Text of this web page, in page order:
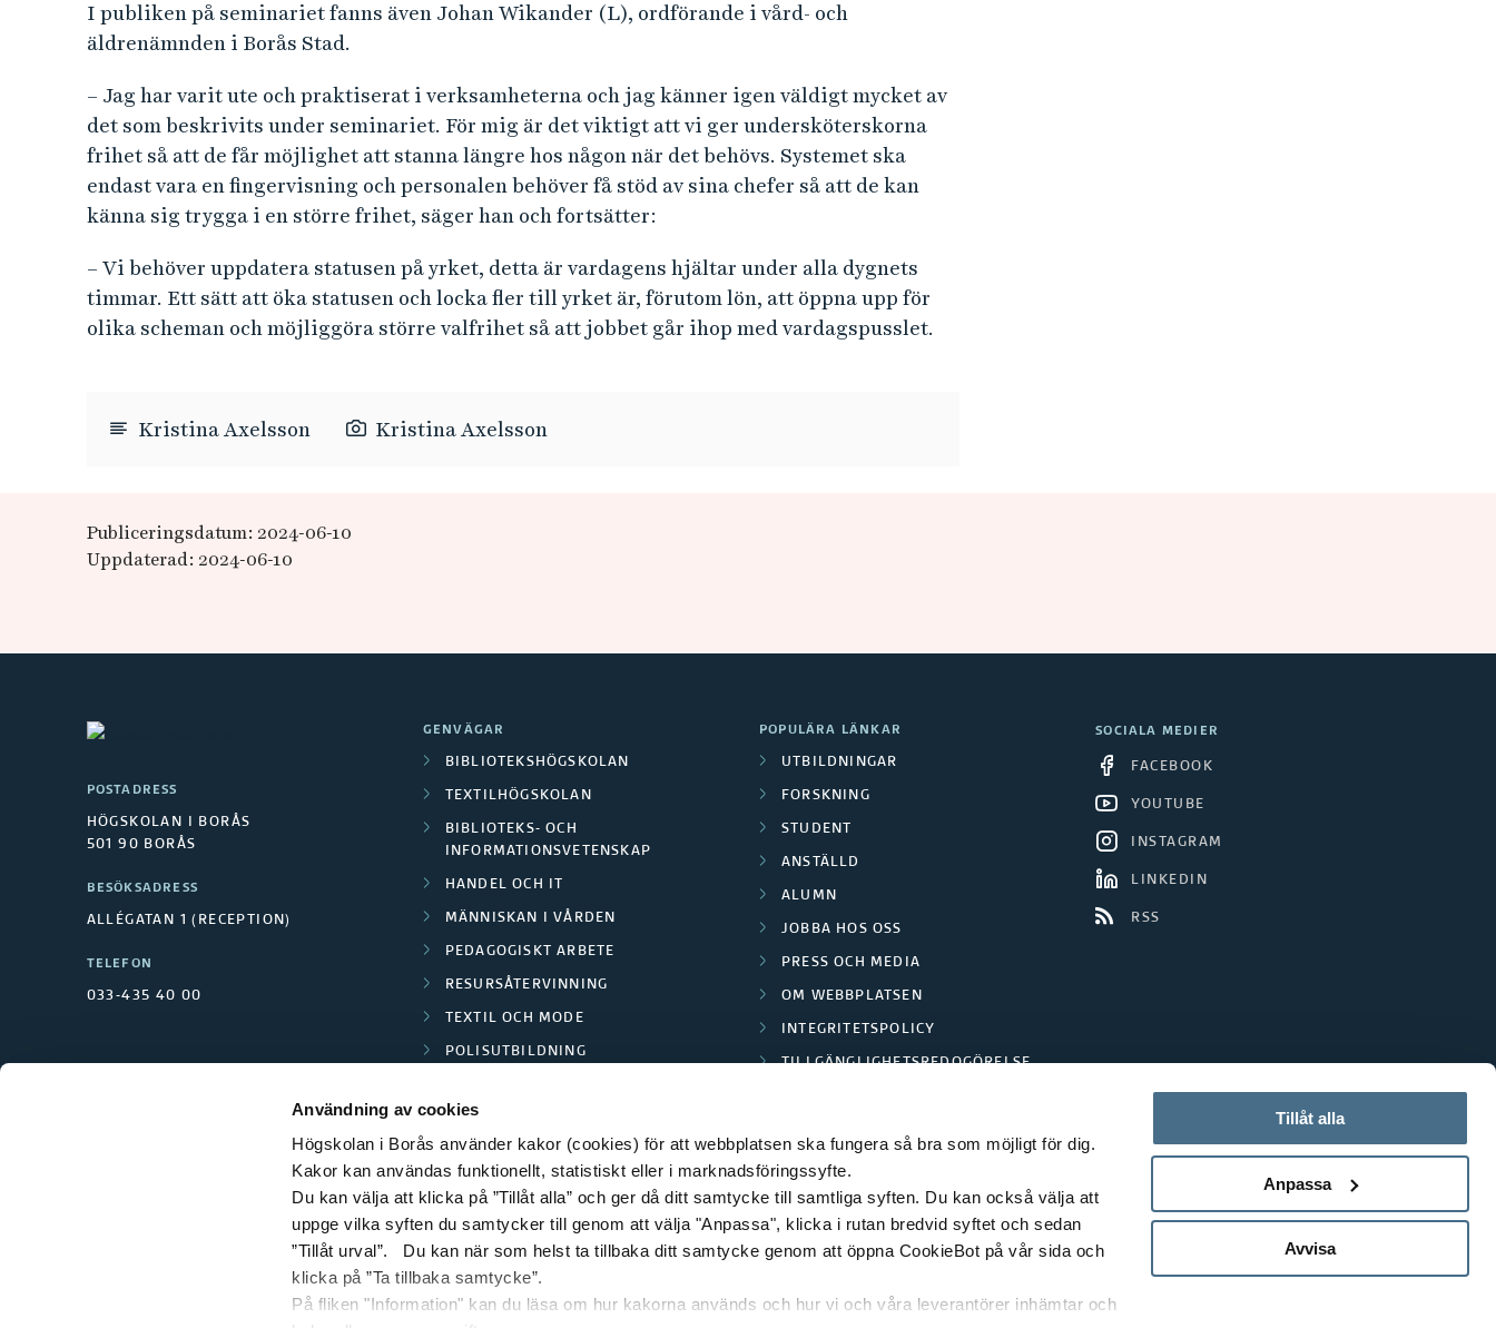
Användning av cookies
Högskolan i Borås använder kakor (cookies) för att webbplatsen ska fungera så bra som möjligt för dig.
Kakor kan användas funktionellt, statistiskt eller i marknadsföringssyfte.
Du kan välja att klicka på ”Tillåt alla” och ger då ditt samtycke till samtliga syften. Du kan också välja att
uppge vilka syften du samtycker till genom att välja "Anpassa", klicka i rutan bredvid syftet och sedan
”Tillåt urval”. Du kan när som helst ta tillbaka ditt samtycke genom att öppna CookieBot på vår sida och
klicka på ”Ta tillbaka samtycke”.
På fliken "Information" kan du läsa om hur kakorna används och hur vi och våra leverantörer inhämtar och
Tillåt alla
Anpassa
Avvisa
I publiken på seminariet fanns även Johan Wikander (L), ordförande i vård- och
äldrenämnden i Borås Stad.
– Jag har varit ute och praktiserat i verksamheterna och jag känner igen väldigt mycket av
det som beskrivits under seminariet. För mig är det viktigt att vi ger undersköterskorna
frihet så att de får möjlighet att stanna längre hos någon när det behövs. Systemet ska
endast vara en fingervisning och personalen behöver få stöd av sina chefer så att de kan
känna sig trygga i en större frihet, säger han och fortsätter:
– Vi behöver uppdatera statusen på yrket, detta är vardagens hjältar under alla dygnets
timmar. Ett sätt att öka statusen och locka fler till yrket är, förutom lön, att öppna upp för
olika scheman och möjliggöra större valfrihet så att jobbet går ihop med vardagspusslet.
Kristina Axelsson Kristina Axelsson
Publiceringsdatum: 2024-06-10
Uppdaterad: 2024-06-10
POSTADRESS
HÖGSKOLAN I BORÅS
501 90 BORÅS
BESÖKSADRESS
ALLÉGATAN 1 (RECEPTION)
TELEFON
033-435 40 00
GENVÄGAR
BIBLIOTEKSHÖGSKOLAN
TEXTILHÖGSKOLAN
BIBLIOTEKS- OCH
INFORMATIONSVETENSKAP
HANDEL OCH IT
MÄNNISKAN I VÅRDEN
PEDAGOGISKT ARBETE
RESURSÅTERVINNING
TEXTIL OCH MODE
POLISUTBILDNING
POPULÄRA LÄNKAR
UTBILDNINGAR
FORSKNING
STUDENT
ANSTÄLLD
ALUMN
JOBBA HOS OSS
PRESS OCH MEDIA
OM WEBBPLATSEN
INTEGRITETSPOLICY
TILLGÄNGLIGHETSREDOGÖRELSE
SOCIALA MEDIER
FACEBOOK
YOUTUBE
INSTAGRAM
LINKEDIN
RSS
© 2026 HÖGSKOLAN I BORÅS